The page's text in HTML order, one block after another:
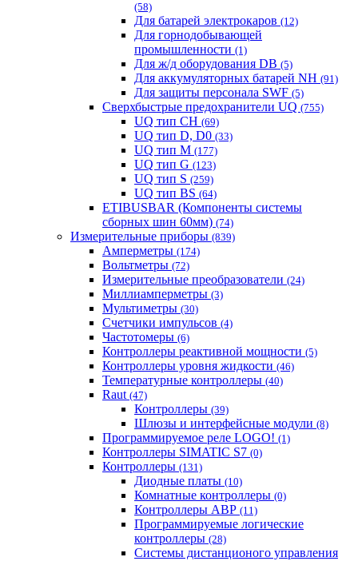
(58)
Для батарей электрокаров (12)
Для горнодобывающей
промышленности (1)
Для ж/д оборудования DB (5)
Для аккумуляторных батарей NH (91)
Для защиты персонала SWF (5)
Сверхбыстрые предохранители UQ (755)
UQ тип CH (69)
UQ тип D, D0 (33)
UQ тип M (177)
UQ тип G (123)
UQ тип S (259)
UQ тип BS (64)
ETIBUSBAR (Компоненты системы
сборных шин 60мм) (74)
Измерительные приборы (839)
Амперметры (174)
Вольтметры (72)
Измерительные преобразователи (24)
Миллиамперметры (3)
Мультиметры (30)
Счетчики импульсов (4)
Частотомеры (6)
Контроллеры реактивной мощности (5)
Контроллеры уровня жидкости (46)
Температурные контроллеры (40)
Raut (47)
Контроллеры (39)
Шлюзы и интерфейсные модули (8)
Программируемое реле LOGO! (1)
Контроллеры SIMATIC S7 (0)
Контроллеры (131)
Диодные платы (10)
Комнатные контроллеры (0)
Контроллеры АВР (11)
Программируемые логические
контроллеры (28)
Системы дистанционого управления